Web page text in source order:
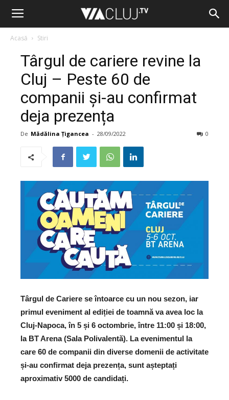
Acasă Stiri
Târgul de cariere revine la
Cluj – Peste 60 de
companii și-au confirmat
deja prezența
De Mădălina Țigancea - 28/09/2022 0
Târgul de Cariere se întoarce cu un nou sezon, iar
primul eveniment al ediției de toamnă va avea loc la
Cluj-Napoca, în 5 și 6 octombrie, între 11:00 și 18:00,
la BT Arena (Sala Polivalentă). La evenimentul la
care 60 de companii din diverse domenii de activitate
și-au confirmat deja prezența, sunt așteptați
aproximativ 5000 de candidați.